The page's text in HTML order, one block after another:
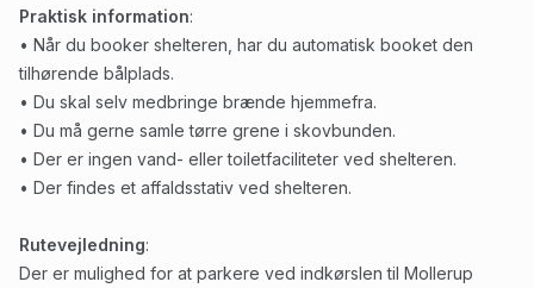
Praktisk information:
• Når du booker shelteren, har du automatisk booket den
tilhørende bålplads.
• Du skal selv medbringe brænde hjemmefra.
• Du må gerne samle tørre grene i skovbunden.
• Der er ingen vand- eller toiletfaciliteter ved shelteren.
• Der findes et affaldsstativ ved shelteren.
Rutevejledning:
Der er mulighed for at parkere ved indkørslen til Mollerup